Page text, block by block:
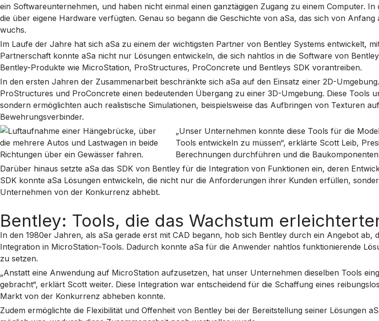
ein Softwareunternehmen, und haben nicht einmal einen ganztägigen Zugang zu einem Computer.
die über eigene Hardware verfügten. Genau so begann die Geschichte von aSa, das sich von
wuchs.
Im Laufe der Jahre hat sich aSa zu einem der wichtigsten Partner von Bentley Systems entwickelt,
Partnerschaft konnte aSa nicht nur Lösungen entwickeln, die sich nahtlos in die Software von
Bentley-Produkte wie MicroStation, ProStructures, ProConcrete und Bentleys SDK vorantreiben.
In den ersten Jahren der Zusammenarbeit beschränkte sich aSa auf den Einsatz einer 2D-
ProStructures und ProConcrete einen bedeutenden Übergang zu einer 3D-Umgebung. Diese Tools
sondern ermöglichten auch realistische Simulationen, beispielsweise das Aufbringen von Texturen
Bewehrungsverbinder.
„Unser Unternehmen konnte diese Tools für die
Tools entwickeln zu müssen“, erklärte Scott Leib,
Berechnungen durchführen und die
Darüber hinaus setzte aSa das SDK von Bentley für die Integration von Funktionen ein, deren
SDK konnte aSa Lösungen entwickeln, die nicht nur die Anforderungen ihrer Kunden erfüllen,
Unternehmen von der Konkurrenz abhebt.
Bentley: Tools, die das Wachstum
In den 1980er Jahren, als aSa gerade erst mit CAD begann, hob sich Bentley durch ein Angebot
Integration in MicroStation-Tools. Dadurch konnte aSa für die Anwender nahtlos funktionierende
zu setzen.
„Anstatt eine Anwendung auf MicroStation aufzusetzen, hat unser Unternehmen dieselben Tools
gebracht“, erklärt Scott weiter. Diese Integration war entscheidend für die Schaffung eines
Markt von der Konkurrenz abheben konnte.
Zudem ermöglichte die Flexibilität und Offenheit von Bentley bei der Bereitstellung seiner Lösungen